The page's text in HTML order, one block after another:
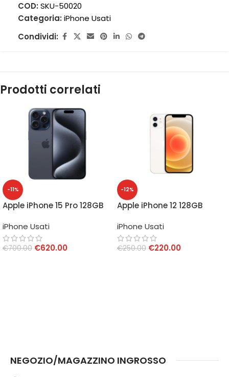
COD: SKU-50020
Categoria: iPhone Usati
Condividi:
Prodotti correlati
-11%
Apple iPhone 15 Pro 128GB
iPhone Usati
€700.00 €620.00
-12%
Apple iPhone 12 128GB
iPhone Usati
€250.00 €220.00
NEGOZIO/MAGAZZINO INGROSSO